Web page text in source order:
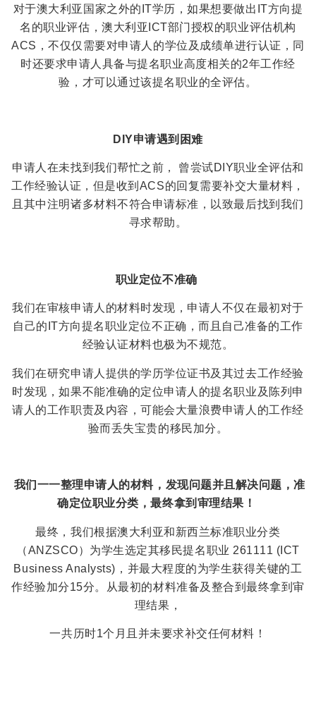
对于澳大利亚国家之外的IT学历，如果想要做出IT方向提
名的职业评估，澳大利亚ICT部门授权的职业评估机构
ACS，不仅仅需要对申请人的学位及成绩单进行认证，同
时还要求申请人具备与提名职业高度相关的2年工作经
验，才可以通过该提名职业的全评估。
DIY申请遇到困难
申请人在未找到我们帮忙之前， 曾尝试DIY职业全评估和
工作经验认证，但是收到ACS的回复需要补交大量材料，
且其中注明诸多材料不符合申请标准，以致最后找到我们
寻求帮助。
职业定位不准确
我们在审核申请人的材料时发现，申请人不仅在最初对于
自己的IT方向提名职业定位不正确，而且自己准备的工作
经验认证材料也极为不规范。
我们在研究申请人提供的学历学位证书及其过去工作经验
时发现，如果不能准确的定位申请人的提名职业及陈列申
请人的工作职责及内容，可能会大量浪费申请人的工作经
验而丢失宝贵的移民加分。
我们一一整理申请人的材料，发现问题并且解决问题，准
确定位职业分类，最终拿到审理结果！
最终，我们根据澳大利亚和新西兰标准职业分类
（ANZSCO）为学生选定其移民提名职业 261111 (ICT
Business Analysts)，并最大程度的为学生获得关键的工
作经验加分15分。从最初的材料准备及整合到最终拿到审
理结果，
一共历时1个月且并未要求补交任何材料！